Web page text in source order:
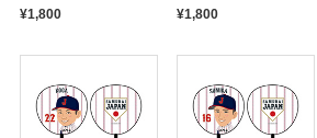
¥1,800
¥1,800